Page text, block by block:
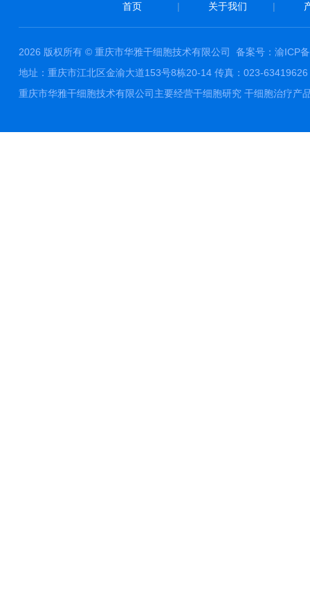
首页 | 关于我们 |
2026 版权所有 © 重庆市华雅干细胞技术有限公司 备案号：渝ICP
地址：重庆市江北区金渝大道153号8栋20-14 传真：023-
重庆市华雅干细胞技术有限公司主要经营干细胞研究 干细胞治疗产